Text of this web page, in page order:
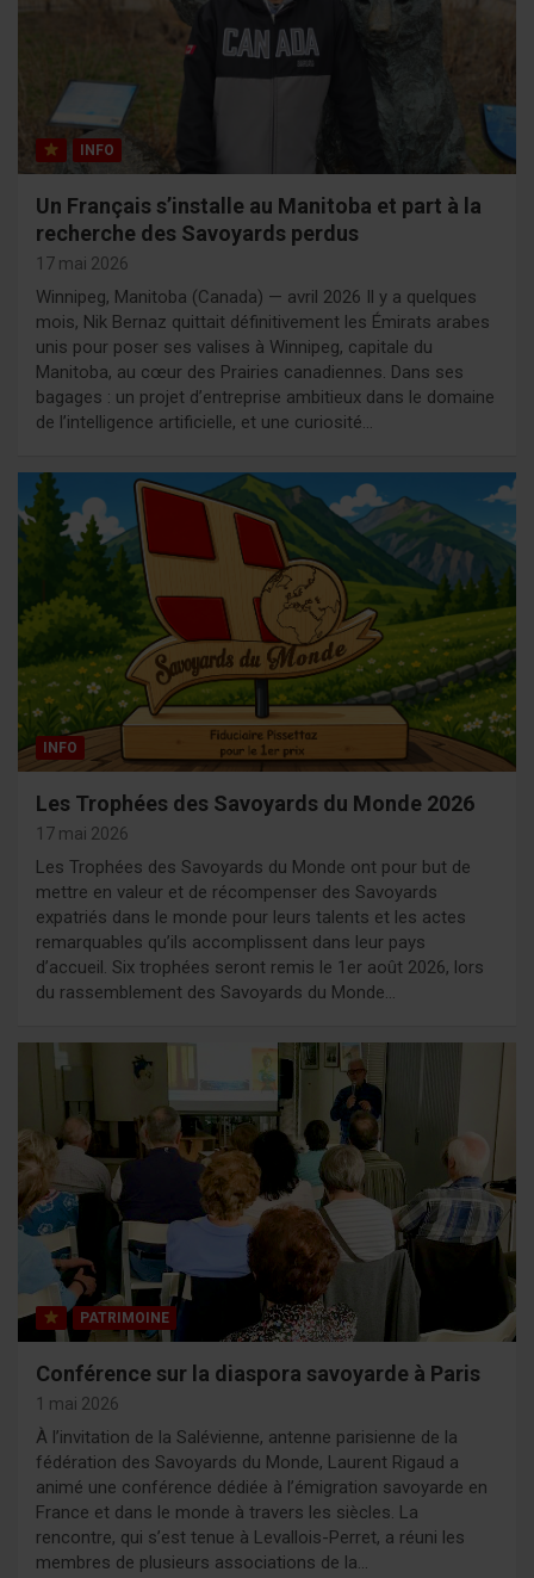
INFO
Un Français s’installe au Manitoba et part à la
recherche des Savoyards perdus
17 mai 2026
Winnipeg, Manitoba (Canada) — avril 2026 Il y a quelques
mois, Nik Bernaz quittait définitivement les Émirats arabes
unis pour poser ses valises à Winnipeg, capitale du
Manitoba, au cœur des Prairies canadiennes. Dans ses
bagages : un projet d’entreprise ambitieux dans le domaine
de l’intelligence artificielle, et une curiosité…
INFO
Les Trophées des Savoyards du Monde 2026
17 mai 2026
Les Trophées des Savoyards du Monde ont pour but de
mettre en valeur et de récompenser des Savoyards
expatriés dans le monde pour leurs talents et les actes
remarquables qu’ils accomplissent dans leur pays
d’accueil. Six trophées seront remis le 1er août 2026, lors
du rassemblement des Savoyards du Monde…
PATRIMOINE
Conférence sur la diaspora savoyarde à Paris
1 mai 2026
À l’invitation de la Salévienne, antenne parisienne de la
fédération des Savoyards du Monde, Laurent Rigaud a
animé une conférence dédiée à l’émigration savoyarde en
France et dans le monde à travers les siècles. La
rencontre, qui s’est tenue à Levallois-Perret, a réuni les
membres de plusieurs associations de la…